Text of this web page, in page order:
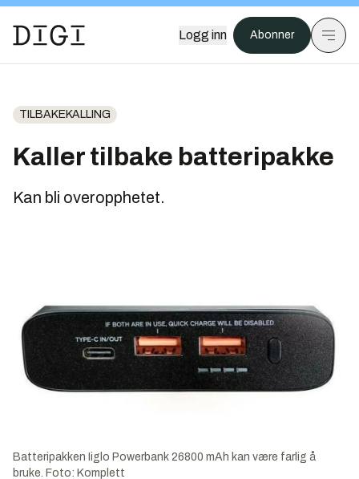
Logg inn Abonner
TILBAKEKALLING
Kaller tilbake batteripakke
Kan bli overopphetet.
Batteripakken Iiglo Powerbank 26800 mAh kan være farlig å
bruke. Foto: Komplett